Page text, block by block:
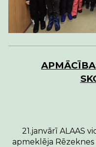
21.janvārī ALAAS
apmeklēja Rēzeknes